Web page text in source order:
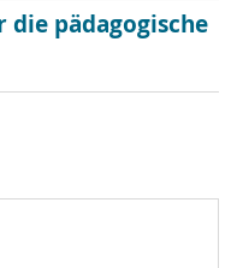
pädagogische